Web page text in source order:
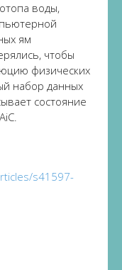
воды,
ям
чтобы
физических
набор данных
состояние
s41597-